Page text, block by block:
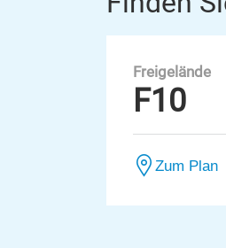
Freigelände
F10
Zum Plan